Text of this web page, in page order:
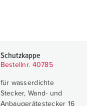
Schutzkappe
Bestellnr. 40785
für wasserdichte
Stecker, Wand- und
Anbaugerätestecker 16